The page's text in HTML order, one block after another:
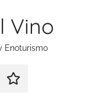
Vino
Enoturismo
Contacto